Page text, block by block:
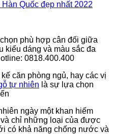
phù hợp cân đối giữa
kiểu dáng và màu sắc đa
0818.400.400
căn phòng ngủ, hay các vị
tự nhiên là sự lựa chọn
ngày một khan hiếm
chỉ những loại của được
có khả năng chống nước và